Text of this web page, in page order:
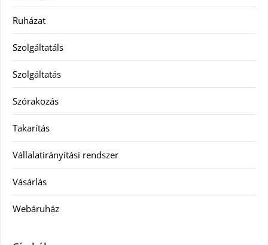
Ruházat
Szolgáltatáls
Szolgáltatás
Szórakozás
Takarítás
Vállalatirányítási rendszer
Vásárlás
Webáruház